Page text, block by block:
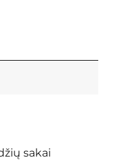
sakai